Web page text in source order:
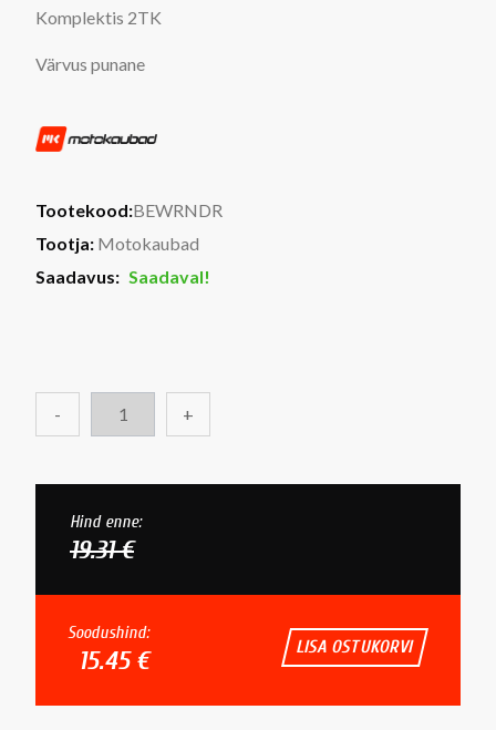
Komplektis 2TK
Värvus punane
Tootekood:BEWRNDR
Tootja: Motokaubad
Saadavus: Saadaval!
- +
Hind enne:
19.31 €
Soodushind:
15.45 € LISA OSTUKORVI